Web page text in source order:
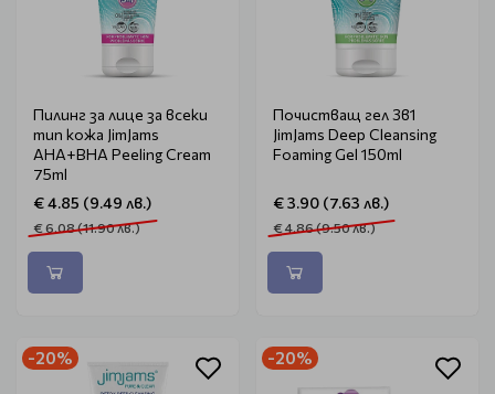
Пилинг за лице за всеки
тип кожа JimJams
AHA+BHA Peeling Cream
75ml
€ 4.85 (9.49 лв.)
€ 6.08 (11.90 лв.)
Почистващ гел 3в1
JimJams Deep Cleansing
Foaming Gel 150ml
€ 3.90 (7.63 лв.)
€ 4.86 (9.50 лв.)
-20% -20%